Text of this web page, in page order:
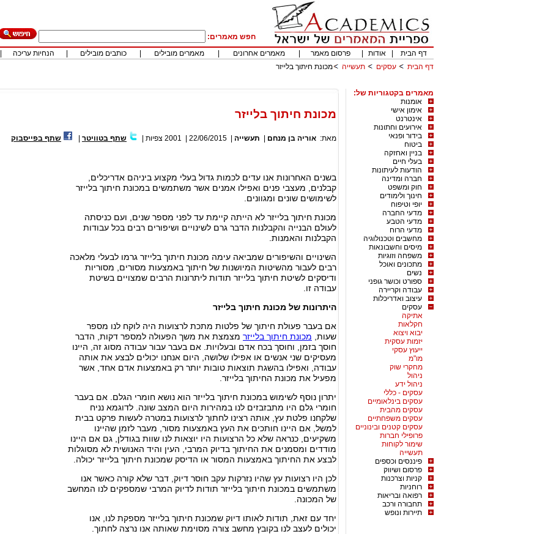
חפש מאמרים:
דף הבית
אודות פרסום מאמר מאמרים אחרונים מאמרים מובילים כותבים מובילים הנחיות עריכה
דף הבית
עסקים תעשייה מכונת חיתוך בלייזר
מאמרים בקטגוריות של:
אומנות
אימון אישי
אינטרנט
אירועים וחתונות
בידור ופנאי
ביטוח
בניין ואחזקה
בעלי חיים
הודעות לעיתונות
חברה ומדינה
חוק ומשפט
חינוך ולימודים
יופי וטיפוח
מדעי החברה
מדעי הטבע
מדעי הרוח
מחשבים וטכנולוגיה
מיסים וחשבונאות
משפחה וזוגיות
מתכונים ואוכל
נשים
ספורט וכושר גופני
עבודה וקריירה
עיצוב ואדריכלות
עסקים
אתיקה
חקלאות
יבוא ויצוא
יזמות עסקית
ייעוץ עסקי
מו"מ
מחקרי שוק
ניהול
ניהול ידע
עסקים - כללי
עסקים בינלאומיים
עסקים מהבית
עסקים משפחתיים
עסקים קטנים ובינוניים
פרופילי חברות
שימור לקוחות
תעשייה
פיננסים וכספים
פרסום ושיווק
קניות וצרכנות
רוחניות
רפואה ובריאות
תחבורה ורכב
תיירות ונופש
מכונת חיתוך בלייזר
מאת: אוריה בן מנחם תעשייה 22/06/2015
2001 צפיות שתף בטוויטר שתף בפייסבוק
בשנים האחרונות אנו עדים לכמות גדול בעלי מקצוע ביניהם אדריכלים,
קבלנים, מעצבי פנים ואפילו אמנים אשר משתמשים במכונת חיתוך בלייזר
לשימושים שונים ומגוונים.
מכונת חיתוך בלייזר לא הייתה קיימת עד לפני מספר שנים, ועם כניסתה
לעולם הבנייה והקבלנות הדבר גרם לשינויים ושיפורים רבים בכל עבודות
הקבלנות והאמנות.
השינויים והשיפורים שמביאה עימה מכונת חיתוך בלייזר גרמו לבעלי מלאכה
רבים לעבור מהשיטות המיושנות של חיתוך באמצעות מסורים, מסוריות
ודיסקים לשיטת חיתוך בלייזר תודות ליתרונות הרבים שמצויים בשיטת
עבודה זו.
היתרונות של מכונת חיתוך בלייזר
אם בעבר פעולת חיתוך של פלטות מתכת לרצועות היה לוקח לנו מספר
שעות, מכונת חיתוך בלייזר מצמצת את משך הפעולה למספר דקות, הדבר
חוסך בזמן, וחוסך בכח אדם ובעלויות. אם בעבר עבור עבודה מסוג זה, היינו
מעסיקים שני אנשים או אפילו שלושה, היום אנחנו יכולים לבצע את אותה
עבודה, ואפילו בהשגת תוצאות טובות יותר רק באמצעות אדם אחד, אשר
מפעיל את מכונת החיתוך בלייזר.
יתרון נוסף לשימוש במכונת חיתוך בלייזר הוא נושא חומרי הגלם. אם בעבר
חומרי גלם היו מתבזבזים לנו במהירות היום המצב שונה. לדוגמא נניח
שלקחנו פלטת עץ, אותה רצינו לחתוך לרצועות במטרה לעשות פרקט בבית
למשל, אם היינו חותכים את העץ באמצעות מסור, מעבר לזמן שהיינו
משקיעים, כנראה שלא כל הרצועות היו יוצאות לנו שוות בגודלן, גם אם היינו
מודדים ומסמנים את החיתוך בדיוק המרבי, העין והיד האנושית לא מסוגלות
לבצע את החיתוך באמצעות המסור או הדיסק שמכונת חיתוך בלייזר יכולה.
לכן היו רצועות עץ שהיו נזרקות עקב חוסר דיוק, דבר שלא קורה כאשר אנו
משתמשים במכונת חיתוך בלייזר תודות לדיוק המרבי שמספקים לנו המחשב
של המכונה.
יחד עם זאת, תודות לאותו דיוק שמכונת חיתוך בלייזר מספקת לנו, אנו
יכולים לעצב לנו בקובץ מחשב צורה מסוימת שאותה אנו נרצה לחתוך.